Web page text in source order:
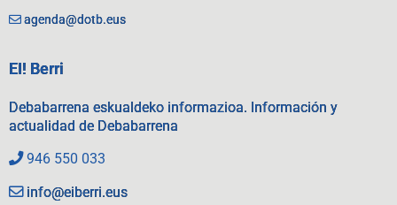
agenda@dotb.eus
EI! Berri
Debabarrena eskualdeko informazioa. Información y
actualidad de Debabarrena
946 550 033
info@eiberri.eus